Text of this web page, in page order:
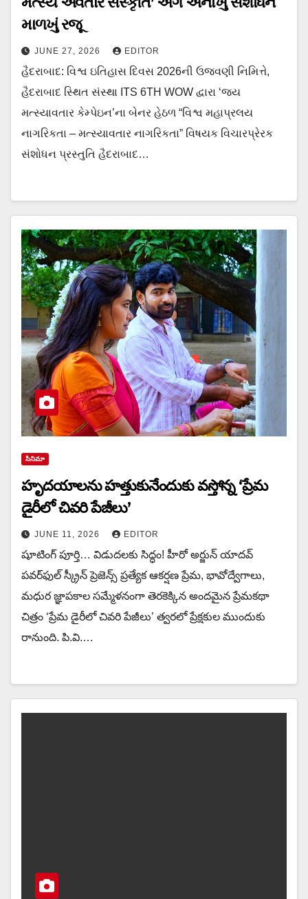
માળખું રજૂ
JUNE 27, 2026 EDITOR
હૈદરાબાદ: વિશ્વ ઇતિહાસ દિવસ 2026ની ઉજવણી નિમિત્તે,
હૈદરાબાદ સ્થિત સંસ્થા ITS 6TH WOW દ્વારા ‘જય
મત્સ્યાવતાર કેમ્પેઇન’ના બેનર હેઠળ “વિશ્વ મહાપ્રલય
નાગરિકતા – મત્સ્યાવતાર નાગરિકતા” વિષયક વિચારપ્રેરક
સંશોધન પ્રસ્તુતિ હૈદરાબાદ…
సినిమా
హృదయాలను హత్తుకునేందుకు వస్తోన్న ‘ప్రేమ
డైరీలో చివరి పేజీలు’
JUNE 11, 2026 EDITOR
షూటింగ్ పూర్తి… విడుదలకు సిద్ధం! హీరో అర్జున్ యాదవ్
పవర్‌ఫుల్ స్క్రీన్ ప్రెజెన్స్ ప్రత్యేక ఆకర్షణ ప్రేమ, భావోద్వేగాలు,
మధుర జ్ఞాపకాల సమ్మేళనంగా తెరకెక్కిన అందమైన ప్రేమకథా
చిత్రం ‘ప్రేమ డైరీలో చివరి పేజీలు’ త్వరలో ప్రేక్షకుల ముందుకు
రానుంది. పి.వి.…